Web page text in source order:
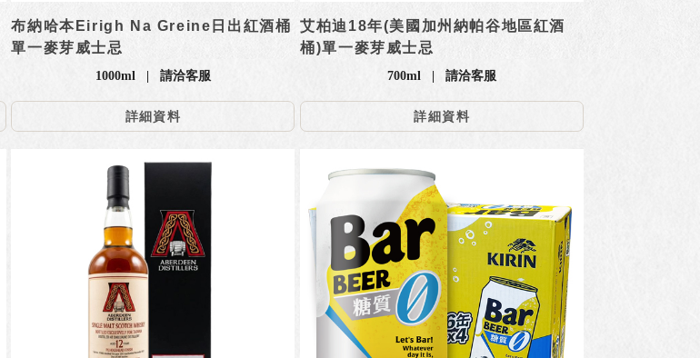
布納哈本Eirigh Na Greine日出紅酒桶
單一麥芽威士忌
1000ml | 請洽客服
詳細資料
艾柏迪18年(美國加州納帕谷地區紅酒
桶)單一麥芽威士忌
700ml | 請洽客服
詳細資料